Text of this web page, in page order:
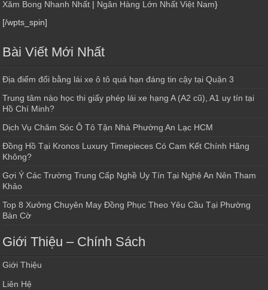
Xăm Bong Nhanh Nhất | Ngân Hàng Lớn Nhất Việt Nam}
[/wpts_spin]
Bài Viết Mới Nhất
Địa điểm đổi bằng lái xe ô tô quá hạn đáng tin cậy tại Quận 3
Trung tâm nào học thi giấy phép lái xe hạng A (A2 cũ), A1 uy tín tại
Hồ Chí Minh?
Dịch Vụ Chăm Sóc Ô Tô Tận Nhà Phường An Lạc HCM
Đồng Hồ Tại Kronos Luxury Timepieces Có Cam Kết Chính Hãng
Không?
Gợi Ý Các Trường Trung Cấp Nghề Uy Tín Tại Nghệ An Nên Tham
Khảo
Top 8 Xưởng Chuyên May Đồng Phục Theo Yêu Cầu Tại Phường
Bàn Cờ
Giới Thiệu – Chính Sách
Giới Thiệu
Liên Hệ